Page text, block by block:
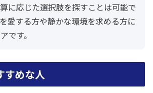
に応じた選択肢を探すことは可能で
愛する方や静かな環境を求める方に
です。
すめな人